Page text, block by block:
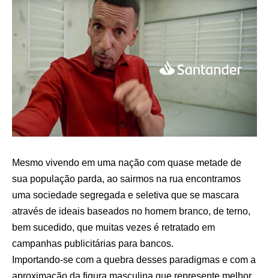
Mesmo vivendo em uma nação com quase metade de
sua população parda, ao sairmos na rua encontramos
uma sociedade segregada e seletiva que se mascara
através de ideais baseados no homem branco, de terno,
bem sucedido, que muitas vezes é retratado em
campanhas publicitárias para bancos.
Importando-se com a quebra desses paradigmas e com a
aproximação da figura masculina que represente melhor